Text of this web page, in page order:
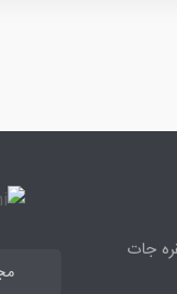
جات